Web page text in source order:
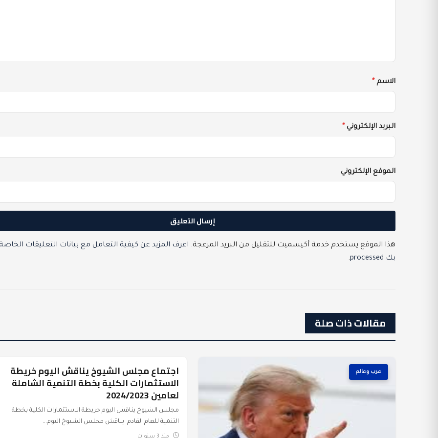
الاسم*
البريد الإلكتروني*
الموقع الإلكتروني
هذا الموقع يستخدم خدمة أكيسميت للتقليل من البريد المزعجة. اعرف المزيد عن كيفية التعامل مع بيانات التعليقات
بك processed
.
مقالات ذات صلة
عرب وعالم السياسة
اجتماع مجلس الشيوخ يناقش اليوم خريطة
الاستثمارات الكلية بخطة التنمية الشاملة
لعامين 2024/2023
مجلس الشيوخ يناقش اليوم خريطة الاستثمارات الكلية بخطة
التنمية للعام القادم يناقش مجلس الشيوخ اليوم...
منذ 3 سنوات